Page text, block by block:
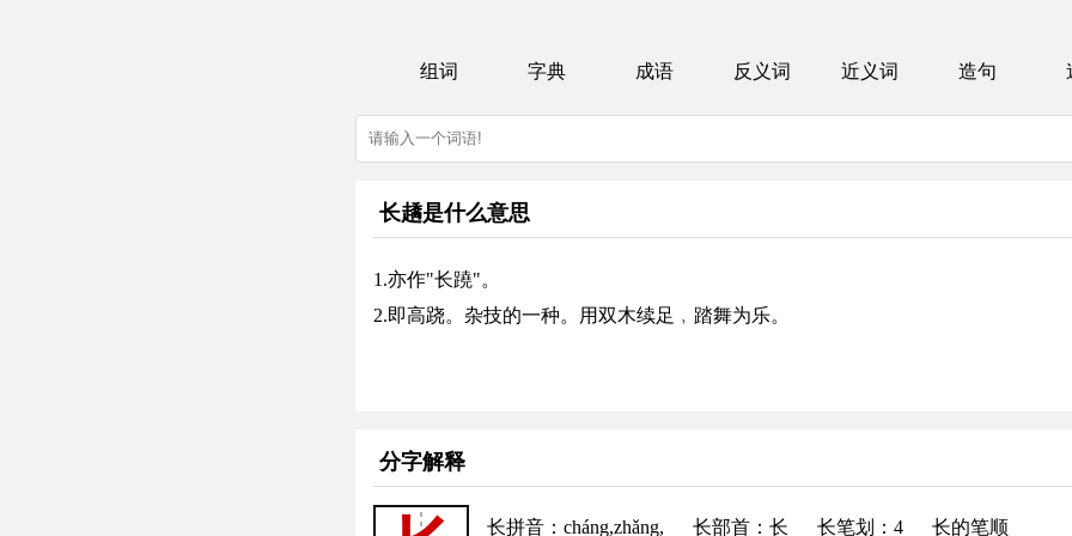
组词 字典 成语 反义词 近义词 造句
长趫是什么意思
1.亦作"长蹺"。
2.即高跷。杂技的一种。用双木续足﹐踏舞为乐。
分字解释
长拼音 ：cháng,zhǎng, 长部首 ：长 长笔划：4 长的笔顺